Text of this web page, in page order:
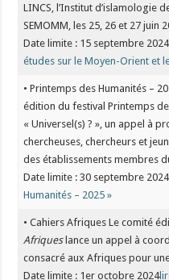
LINCS, l’Institut d’islamologie
SEMOMM, les 25, 26 et 27 juin
Date limite : 15 septembre 2024
études sur le Moyen-Orient et
• Printemps des Humanités –
édition du festival Printemps
« Universel(s) ? », un appel à
chercheuses, chercheurs et
des établissements membres
Date limite : 30 septembre 2024
Humanités – 2025 »
• Cahiers Afriques Le comité
Afriqueslance un appel à
consacré aux Afriques pour
Date limite : 1er octobre 2024